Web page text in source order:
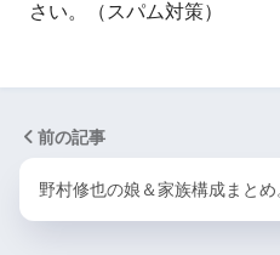
さい。（スパム対策）
前の記事
野村修也の娘＆家族構成まと